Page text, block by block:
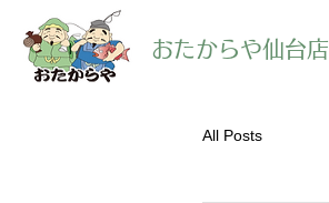
​おたからや仙台店
All Posts